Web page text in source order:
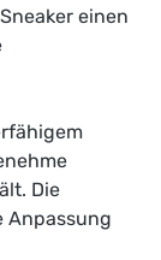
einen
Die
Anpassung